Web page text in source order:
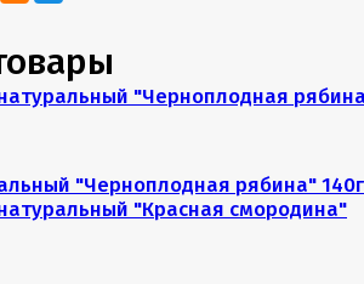
"Черноплодная рябина" 140г